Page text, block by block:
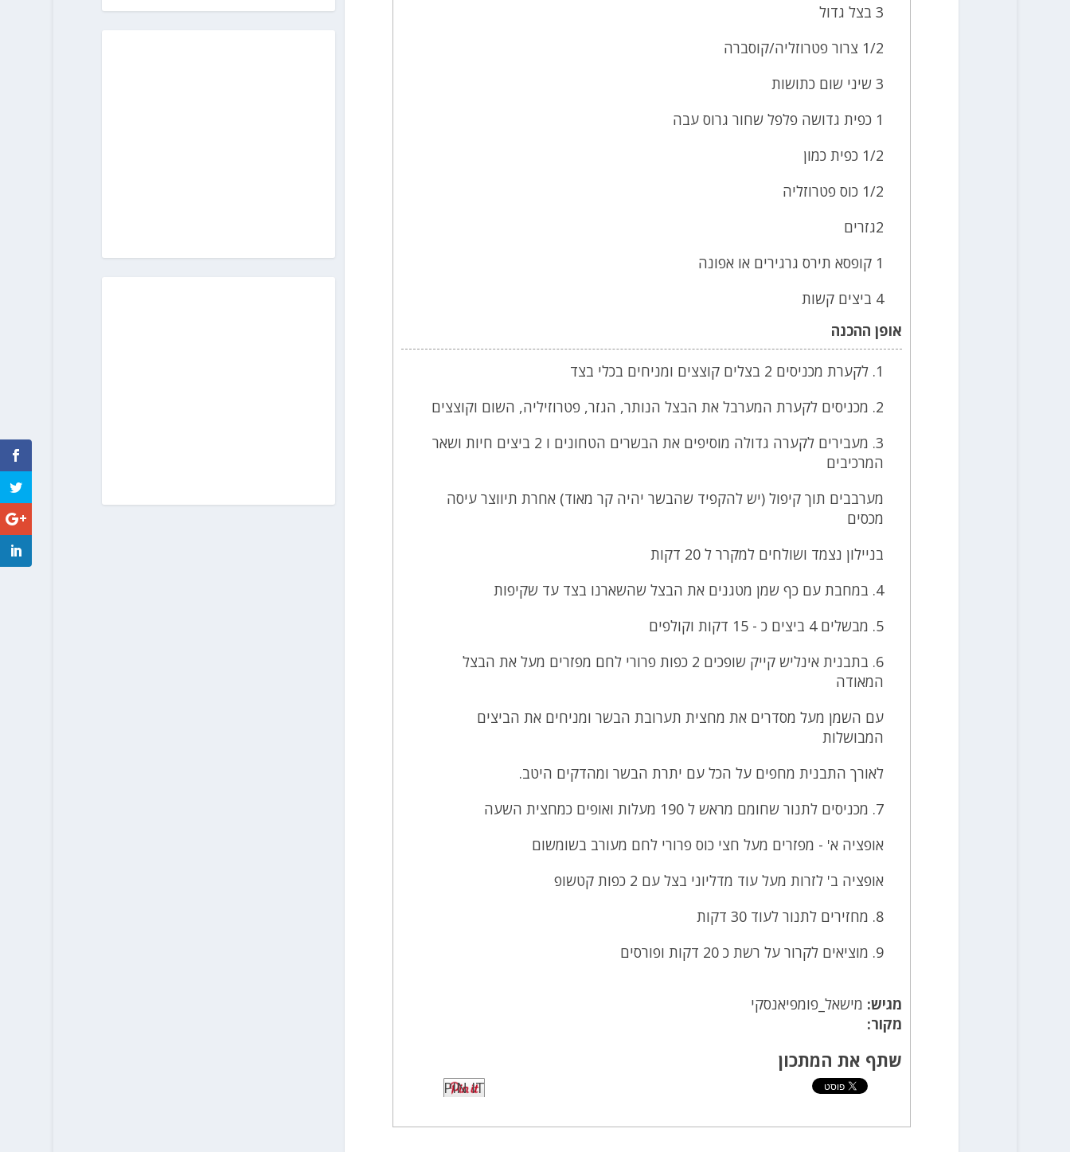
3 בצל גדול
1/2 צרור פטרוזליה/קוסברה
3 שיני שום כתושות
1 כפית גדושה פלפל שחור גרוס עבה
1/2 כפית כמון
1/2 כוס פטרוזליה
2גזרים
1 קופסא תירס גרגירים או אפונה
4 ביצים קשות
אופן ההכנה
1. לקערת מכניסים 2 בצלים קוצצים ומניחים בכלי בצד
2. מכניסים לקערת המערבל את הבצל הנותר, הגזר, פטרוזיליה, השום וקוצצים
3. מעבירים לקערה גדולה מוסיפים את הבשרים הטחונים ו 2 ביצים חיות ושאר
המרכיבים
מערבבים תוך קיפול (יש להקפיד שהבשר יהיה קר מאוד) אחרת תיווצר עיסה
מכסים
בניילון נצמד ושולחים למקרר ל 20 דקות
4. במחבת עם כף שמן מטגנים את הבצל שהשארנו בצד עד שקיפות
5. מבשלים 4 ביצים כ - 15 דקות וקולפים
6. בתבנית אינליש קייק שופכים 2 כפות פרורי לחם מפזרים מעל את הבצל
המאודה
עם השמן מעל מסדרים את מחצית תערובת הבשר ומניחים את הביצים
המבושלות
לאורך התבנית מחפים על הכל עם יתרת הבשר ומהדקים היטב.
7. מכניסים לתנור שחומם מראש ל 190 מעלות ואופים כמחצית השעה
אופציה א' - מפזרים מעל חצי כוס פרורי לחם מעורב בשומשום
אופציה ב' לזרות מעל עוד מדליוני בצל עם 2 כפות קטשופ
8. מחזירים לתנור לעוד 30 דקות
9. מוציאים לקרור על רשת כ 20 דקות ופורסים
מגיש: מישאל_פומפיאנסקי
מקור:
שתף את המתכון
PIN IT